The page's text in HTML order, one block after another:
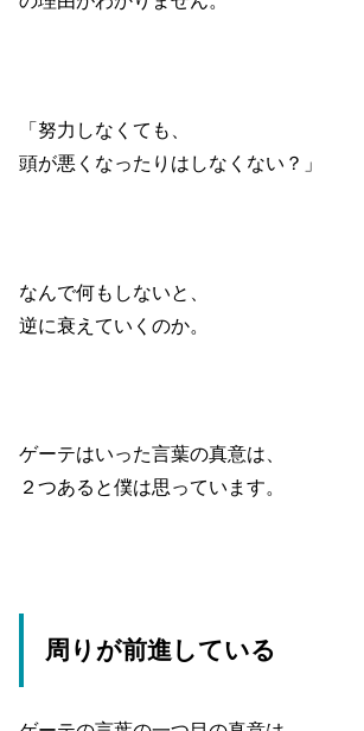
「努力しなくても、
頭が悪くなったりはしなくない？」
なんで何もしないと、
逆に衰えていくのか。
ゲーテはいった言葉の真意は、
２つあると僕は思っています。
周りが前進している